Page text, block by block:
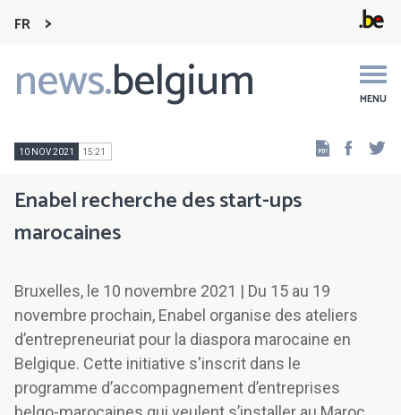
FR
news.belgium MENU
Main
navigation
10 NOV 2021 15:21
Enabel recherche des start-ups
marocaines
Bruxelles, le 10 novembre 2021 | Du 15 au 19
novembre prochain, Enabel organise des ateliers
d’entrepreneuriat pour la diaspora marocaine en
Belgique. Cette initiative s'inscrit dans le
programme d’accompagnement d’entreprises